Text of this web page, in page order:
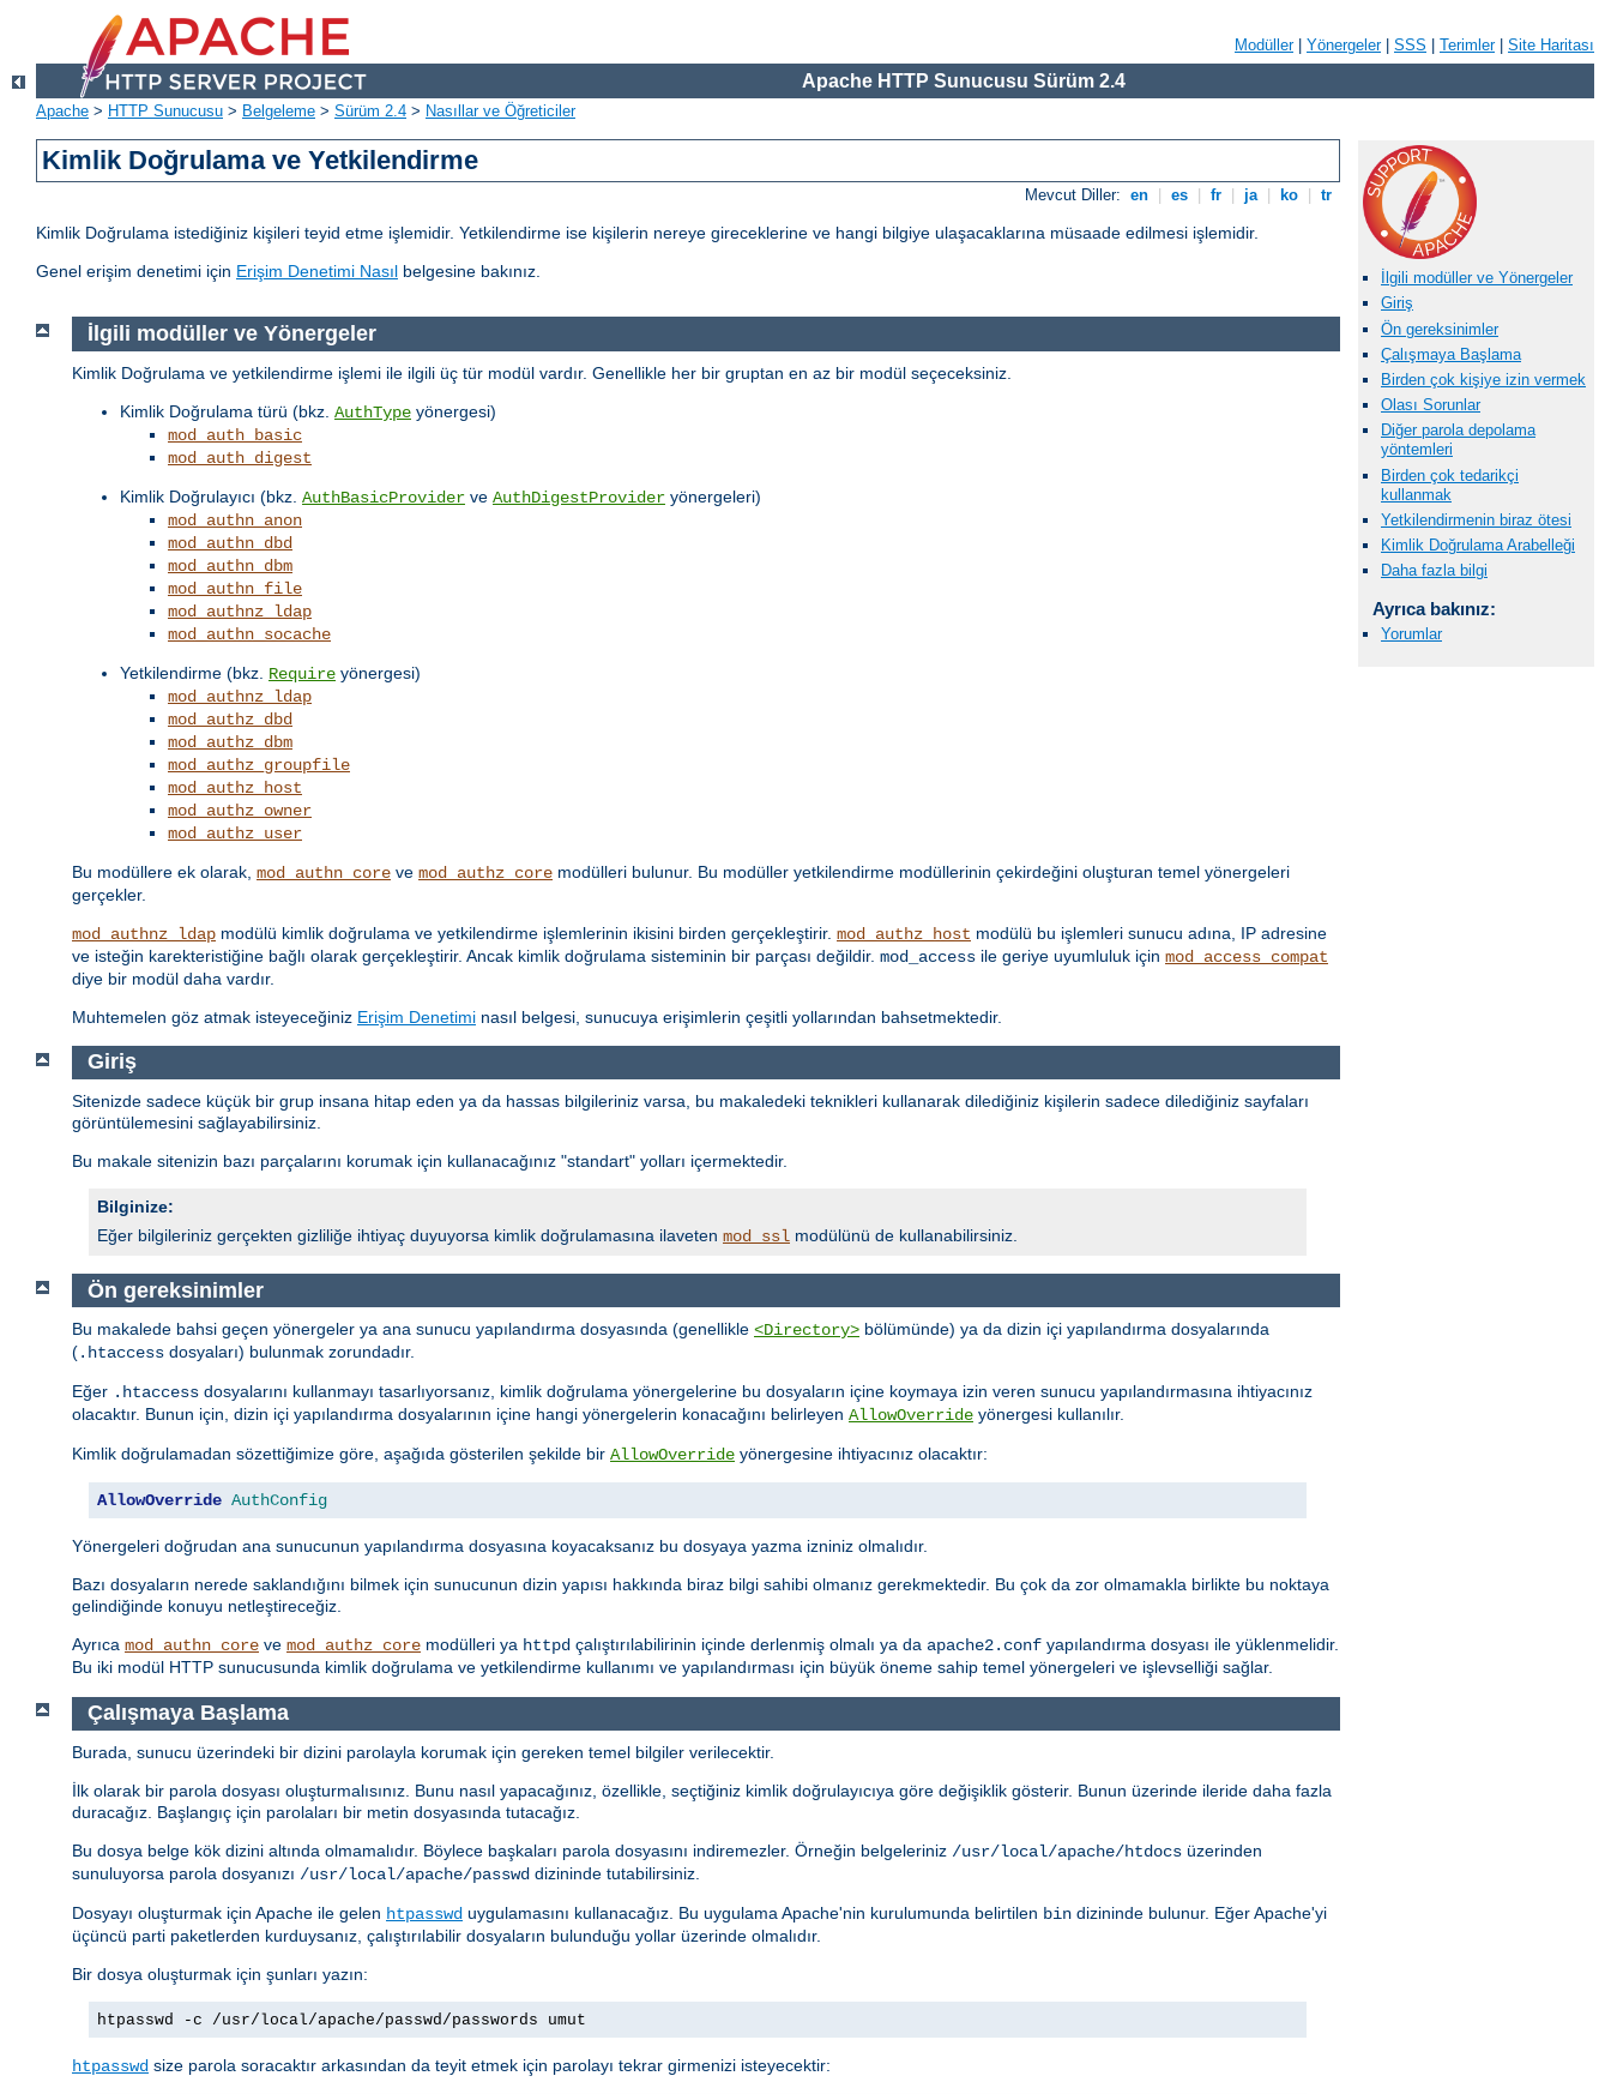
Modüller| Yönergeler| SSS Terimler| Site Haritası
Apache HTTP Sunucusu Sürüm 2.4
Apache > HTTP Sunucusu > Belgeleme > Sürüm 2.4 > Nasıllar ve Öğreticiler
Kimlik Doğrulama ve Yetkilendirme
Mevcut Diller: en es fr ja ko tr
Kimlik Doğrulama istediğiniz kişileri teyid etme işlemidir. Yetkilendirme ise kişilerin nereye gireceklerine ve hangi bilgiye ulaşacaklarına müsaade edilmesi işlemidir.
Genel erişim denetimi için Erişim Denetimi Nasıl belgesine bakınız.
İlgili modüller ve Yönergeler
Giriş
Ön gereksinimler
Çalışmaya Başlama
Birden çok kişiye izin vermek
Olası Sorunlar
Diğer parola depolama
yöntemleri
Birden çok tedarikçi
kullanmak
Yetkilendirmenin biraz ötesi
Kimlik Doğrulama Arabelleği
Daha fazla bilgi
Ayrıca bakınız:
Yorumlar
İlgili modüller ve Yönergeler
Kimlik Doğrulama ve yetkilendirme işlemi ile ilgili üç tür modül vardır. Genellikle her bir gruptan en az bir modül seçeceksiniz.
Kimlik Doğrulama türü (bkz. AuthType yönergesi)
mod_auth_basic
mod_auth_digest
Kimlik Doğrulayıcı (bkz. AuthBasicProvider ve AuthDigestProvider yönergeleri)
mod_authn_anon
mod_authn_dbd
mod_authn_dbm
mod_authn_file
mod_authnz_ldap
mod_authn_socache
Yetkilendirme (bkz. Require yönergesi)
mod_authnz_ldap
mod_authz_dbd
mod_authz_dbm
mod_authz_groupfile
mod_authz_host
mod_authz_owner
mod_authz_user
Bu modüllere ek olarak, mod_authn_core ve mod_authz_core modülleri bulunur. Bu modüller yetkilendirme modüllerinin çekirdeğini oluşturan temel yönergeleri
gerçekler.
mod_authnz_ldap modülü kimlik doğrulama ve yetkilendirme işlemlerinin ikisini birden gerçekleştirir. mod_authz_host modülü bu işlemleri sunucu adına, IP adresine
ve isteğin karekteristiğine bağlı olarak gerçekleştirir. Ancak kimlik doğrulama sisteminin bir parçası değildir. mod_access ile geriye uyumluluk için mod_access_compat
diye bir modül daha vardır.
Muhtemelen göz atmak isteyeceğiniz Erişim Denetimi nasıl belgesi, sunucuya erişimlerin çeşitli yollarından bahsetmektedir.
Giriş
Sitenizde sadece küçük bir grup insana hitap eden ya da hassas bilgileriniz varsa, bu makaledeki teknikleri kullanarak dilediğiniz kişilerin sadece dilediğiniz sayfaları
görüntülemesini sağlayabilirsiniz.
Bu makale sitenizin bazı parçalarını korumak için kullanacağınız "standart" yolları içermektedir.
Bilginize:
Eğer bilgileriniz gerçekten gizliliğe ihtiyaç duyuyorsa kimlik doğrulamasına ilaveten mod_ssl modülünü de kullanabilirsiniz.
Ön gereksinimler
Bu makalede bahsi geçen yönergeler ya ana sunucu yapılandırma dosyasında (genellikle <Directory> bölümünde) ya da dizin içi yapılandırma dosyalarında
(.htaccess dosyaları) bulunmak zorundadır.
Eğer .htaccess dosyalarını kullanmayı tasarlıyorsanız, kimlik doğrulama yönergelerine bu dosyaların içine koymaya izin veren sunucu yapılandırmasına ihtiyacınız
olacaktır. Bunun için, dizin içi yapılandırma dosyalarının içine hangi yönergelerin konacağını belirleyen AllowOverride yönergesi kullanılır.
Kimlik doğrulamadan sözettiğimize göre, aşağıda gösterilen şekilde bir AllowOverride yönergesine ihtiyacınız olacaktır:
AllowOverride AuthConfig
Yönergeleri doğrudan ana sunucunun yapılandırma dosyasına koyacaksanız bu dosyaya yazma izniniz olmalıdır.
Bazı dosyaların nerede saklandığını bilmek için sunucunun dizin yapısı hakkında biraz bilgi sahibi olmanız gerekmektedir. Bu çok da zor olmamakla birlikte bu noktaya
gelindiğinde konuyu netleştireceğiz.
Ayrıca mod_authn_core ve mod_authz_core modülleri ya httpd çalıştırılabilirinin içinde derlenmiş olmalı ya da apache2.conf yapılandırma dosyası ile yüklenmelidir.
Bu iki modül HTTP sunucusunda kimlik doğrulama ve yetkilendirme kullanımı ve yapılandırması için büyük öneme sahip temel yönergeleri ve işlevselliği sağlar.
Çalışmaya Başlama
Burada, sunucu üzerindeki bir dizini parolayla korumak için gereken temel bilgiler verilecektir.
İlk olarak bir parola dosyası oluşturmalısınız. Bunu nasıl yapacağınız, özellikle, seçtiğiniz kimlik doğrulayıcıya göre değişiklik gösterir. Bunun üzerinde ileride daha fazla
duracağız. Başlangıç için parolaları bir metin dosyasında tutacağız.
Bu dosya belge kök dizini altında olmamalıdır. Böylece başkaları parola dosyasını indiremezler. Örneğin belgeleriniz /usr/local/apache/htdocs üzerinden
sunuluyorsa parola dosyanızı /usr/local/apache/passwd dizininde tutabilirsiniz.
Dosyayı oluşturmak için Apache ile gelen htpasswd uygulamasını kullanacağız. Bu uygulama Apache'nin kurulumunda belirtilen bin dizininde bulunur. Eğer Apache'yi
üçüncü parti paketlerden kurduysanız, çalıştırılabilir dosyaların bulunduğu yollar üzerinde olmalıdır.
Bir dosya oluşturmak için şunları yazın:
htpasswd -c /usr/local/apache/passwd/passwords umut
htpasswd size parola soracaktır arkasından da teyit etmek için parolayı tekrar girmenizi isteyecektir: